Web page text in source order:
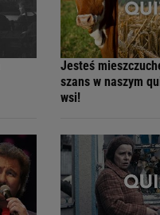
Jesteś
szans w naszym
wsi!